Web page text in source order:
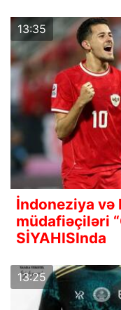
13:35
İndoneziya və
müdafiəçiləri
SİYAHISInda
13:25